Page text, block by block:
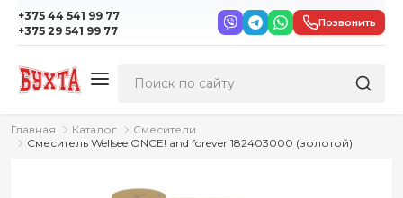
+375 44 541 99 77·
+375 29 541 99 77
Позвонить
Главная Каталог
Смесители
Смеситель Wellsee ONCE! and forever 182403000 (золотой)